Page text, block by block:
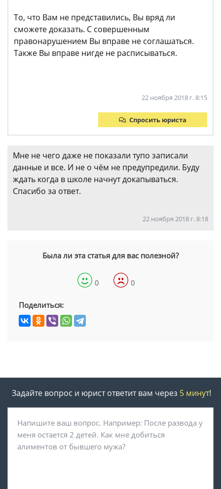
То, что Вам не представились, Вы вряд ли
сможете доказать. С совершенным
правонарушением Вы вправе не соглашаться.
Также Вы вправе нигде не расписываться.
22 ноября 2018 г. 8:15
Спросить юриста
Мне не чего даже не показали тупо записали
данные и все. И не о чём не предупредили. Буду
ждать когда в школе начнут докапываться.
Спасибо за ответ.
22 ноября 2018 г. 8:18
Была ли эта статья для вас полезной?
0 0
Поделиться:
Задайте вопрос и юрист ответит вам через 5 минут!